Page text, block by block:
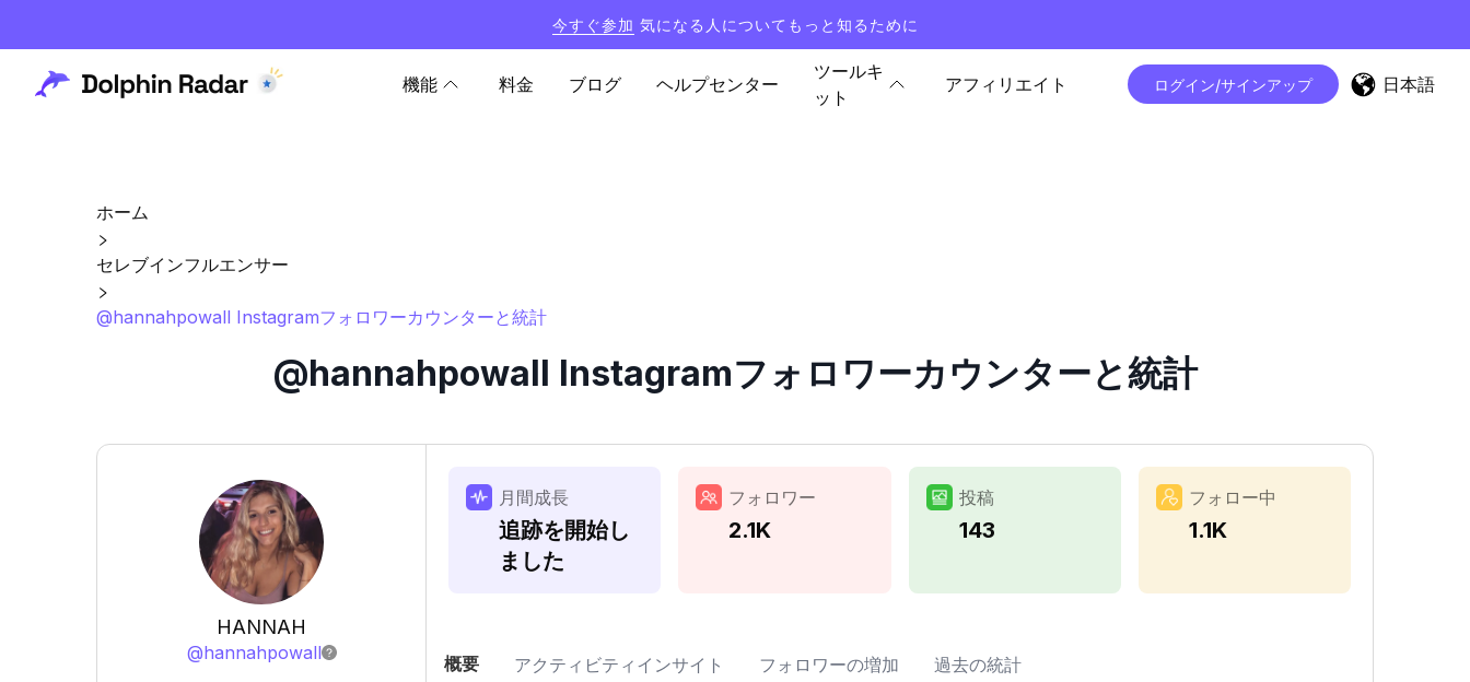
今すぐ参加 気になる人についてもっと知るために
機能 料金 ブログ ヘルプセンター
ツールキ
ット
アフィリエイト ログイン/サインアップ 日本語
ホーム
セレブインフルエンサー
@hannahpowall Instagramフォロワーカウンターと統計
@hannahpowall Instagramフォロワーカウンターと統計
HANNAH
@hannahpowall
月間成長
追跡を開始し
ました
フォロワー
2.1K
投稿
143
フォロー中
1.1K
概要 アクティビティインサイト フォロワーの増加 過去の統計